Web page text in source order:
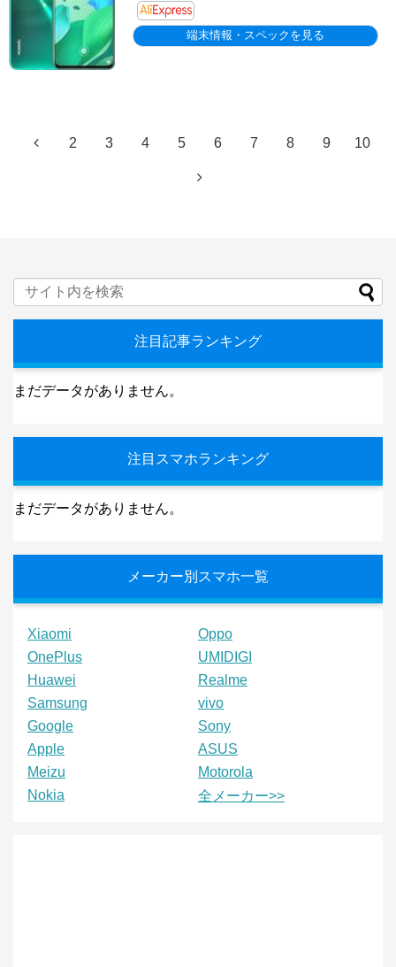
端末情報・スペックを見る
2 3 4 5 6 7 8 9 10
注目記事ランキング
まだデータがありません。
注目スマホランキング
まだデータがありません。
メーカー別スマホ一覧
Xiaomi
Oppo
OnePlus
UMIDIGI
Huawei
Realme
Samsung
vivo
Google
Sony
Apple
ASUS
Meizu
Motorola
Nokia
全メーカー>>